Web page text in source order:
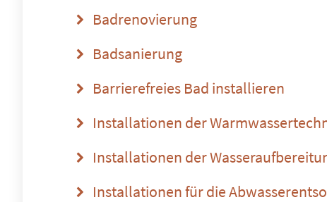
Badrenovierung
Badsanierung
Barrierefreies Bad installieren
Installationen der
Installationen der
Installationen für die